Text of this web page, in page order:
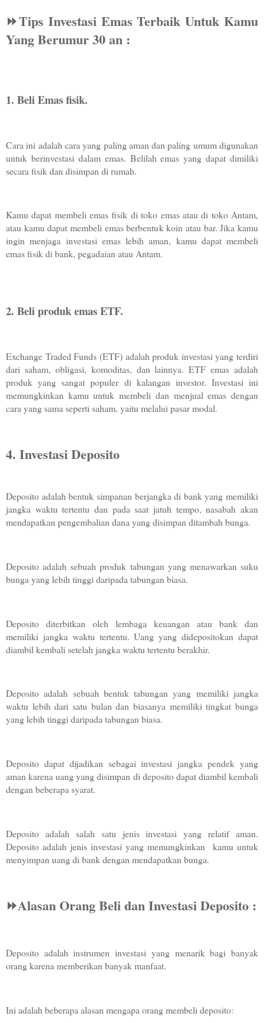
⏩️Tips Investasi Emas Terbaik Untuk Kamu
Yang Berumur 30 an :
1. Beli Emas fisik.
Cara ini adalah cara yang paling aman dan paling umum digunakan
untuk berinvestasi dalam emas. Belilah emas yang dapat dimiliki
secara fisik dan disimpan di rumah.
Kamu dapat membeli emas fisik di toko emas atau di toko Antam,
atau kamu dapat membeli emas berbentuk koin atau bar. Jika kamu
ingin menjaga investasi emas lebih aman, kamu dapat membeli
emas fisik di bank, pegadaian atau Antam.
2. Beli produk emas ETF.
Exchange Traded Funds (ETF) adalah produk investasi yang terdiri
dari saham, obligasi, komoditas, dan lainnya. ETF emas adalah
produk yang sangat populer di kalangan investor. Investasi ini
memungkinkan kamu untuk membeli dan menjual emas dengan
cara yang sama seperti saham, yaitu melalui pasar modal.
4. Investasi Deposito
Deposito adalah bentuk simpanan berjangka di bank yang memiliki
jangka waktu tertentu dan pada saat jatuh tempo, nasabah akan
mendapatkan pengembalian dana yang disimpan ditambah bunga.
Deposito adalah sebuah produk tabungan yang menawarkan suku
bunga yang lebih tinggi daripada tabungan biasa.
Deposito diterbitkan oleh lembaga keuangan atau bank dan
memiliki jangka waktu tertentu. Uang yang didepositokan dapat
diambil kembali setelah jangka waktu tertentu berakhir.
Deposito adalah sebuah bentuk tabungan yang memiliki jangka
waktu lebih dari satu bulan dan biasanya memiliki tingkat bunga
yang lebih tinggi daripada tabungan biasa.
Deposito dapat dijadikan sebagai investasi jangka pendek yang
aman karena uang yang disimpan di deposito dapat diambil kembali
dengan beberapa syarat.
Deposito adalah salah satu jenis investasi yang relatif aman.
Deposito adalah jenis investasi yang memungkinkan  kamu untuk
menyimpan uang di bank dengan mendapatkan bunga.
⏩️Alasan Orang Beli dan Investasi Deposito :
Deposito adalah instrumen investasi yang menarik bagi banyak
orang karena memberikan banyak manfaat.
Ini adalah beberapa alasan mengapa orang membeli deposito: